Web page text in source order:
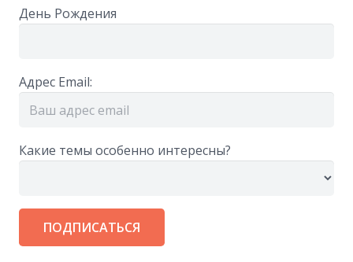
День Рождения
Адрес Email:
Какие темы особенно интересны?